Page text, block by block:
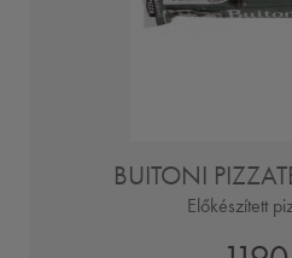
BUITONI
Előkészített